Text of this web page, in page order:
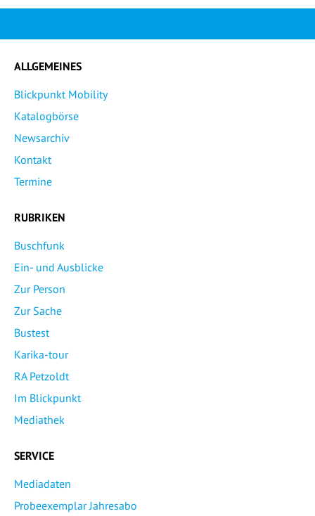
ALLGEMEINES
Blickpunkt Mobility
Katalogbörse
Newsarchiv
Kontakt
Termine
RUBRIKEN
Buschfunk
Ein- und Ausblicke
Zur Person
Zur Sache
Bustest
Karika-tour
RA Petzoldt
Im Blickpunkt
Mediathek
SERVICE
Mediadaten
Probeexemplar Jahresabo